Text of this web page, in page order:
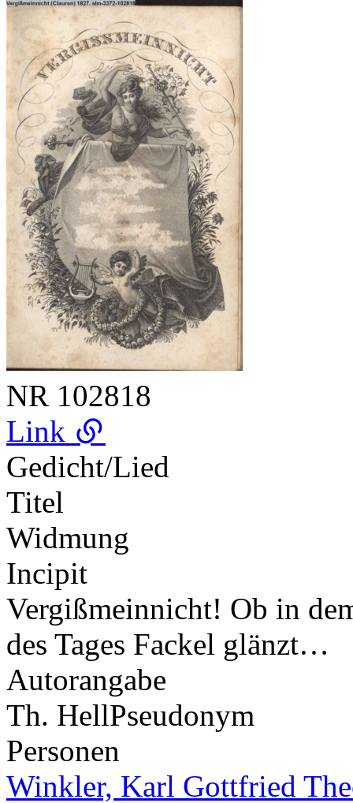
NR 102818
Link
Gedicht/Lied
Titel
Widmung
Incipit
Vergißmeinnicht! Ob in
des Tages Fackel glänzt…
Autorangabe
Th. HellPseudonym
Personen
Winkler, Karl Gottfried